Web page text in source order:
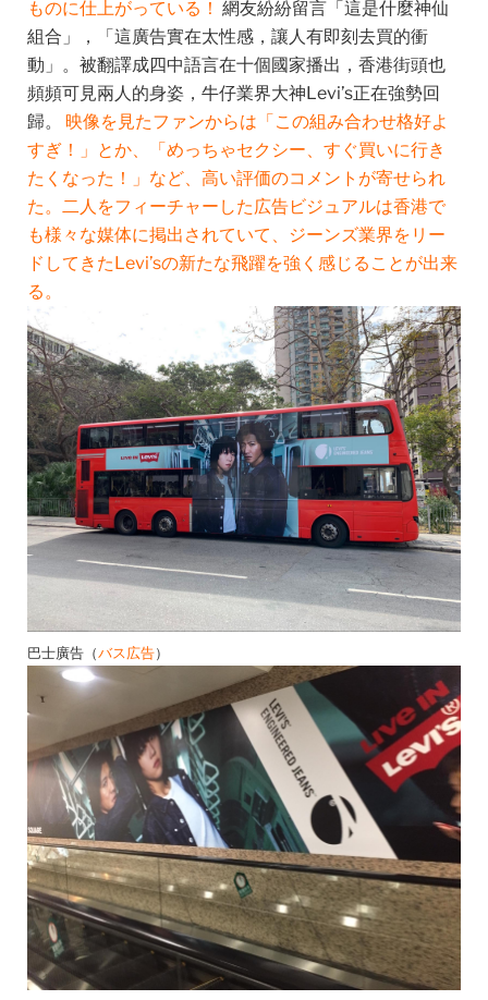
ものに仕上がっている！ 網友紛紛留言「這是什麼神仙
組合」，「這廣告實在太性感，讓人有即刻去買的衝
動」。被翻譯成四中語言在十個國家播出，香港街頭也
頻頻可見兩人的身姿，牛仔業界大神Levi’s正在強勢回
歸。
映像を見たファンからは「この組み合わせ格好よ
すぎ！」とか、「めっちゃセクシー、すぐ買いに行き
たくなった！」など、高い評価のコメントが寄せられ
た。二人をフィーチャーした広告ビジュアルは香港で
も様々な媒体に掲出されていて、ジーンズ業界をリー
ドしてきたLevi’sの新たな飛躍を強く感じることが出来
る。
巴士廣告（バス広告）